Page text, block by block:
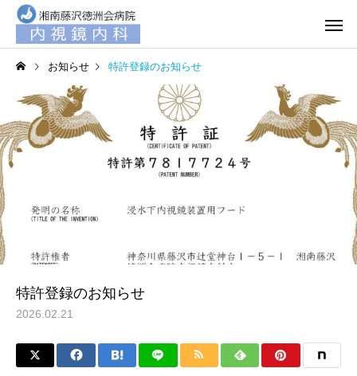
お知らせ 特許登録のお知らせ
特許登録のお知らせ
2026.02.21